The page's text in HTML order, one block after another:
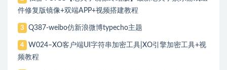
件修复版镜像+双端APP+视频搭建教程
3 Q387-weibo仿新浪微博typecho主题
4
W024–XO客户端UI字符串加密工具|XO引擎加密工具+视
频教程